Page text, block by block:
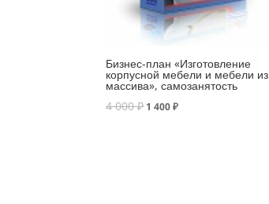
Бизнес-план «Изготовление
корпусной мебели и мебели из
массива», самозанятость
4 000₽ 1 400₽